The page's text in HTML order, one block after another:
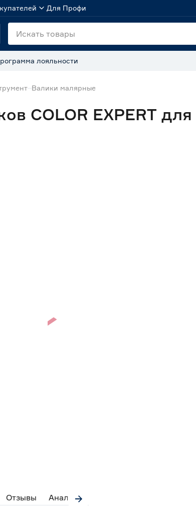
Для Профи
лояльности
Валики малярные
COLOR EXPERT
Отзывы Аналоги